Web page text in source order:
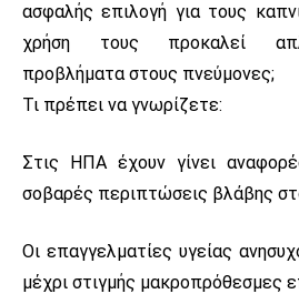
ασφαλής επιλογή για τους
χρήση τους προκαλεί
προβλήματα στους πνεύμονες;
Τι πρέπει να γνωρίζετε:
Στις ΗΠΑ έχουν γίνει
σοβαρές περιπτώσεις βλάβης
Οι επαγγελματίες υγείας
μέχρι στιγμής μακροπρόθεσμες